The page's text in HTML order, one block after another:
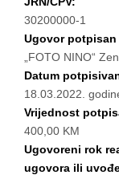
30200000-1
Ugovor potpisan
„FOTO NINO“
Datum
18.03.2022.
Vrijednost
400,00 KM
Ugovoreni rok
ugovora ili